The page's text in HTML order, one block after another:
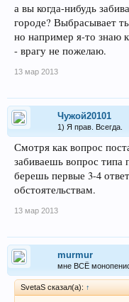
а вы когда-нибудь
городе? Выбрасывает
но например я-то знаю
- врагу не пожелаю.
13 мар 2013
Чужой20101
1) Я прав. Всегда.
Смотря как вопрос
забиваешь вопрос типа
берешь первые 3-4
обстоятельствам.
13 мар 2013
murmur
мне ВСЁ
SvetaS сказал(а): ↑